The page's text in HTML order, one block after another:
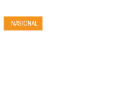
NASIONAL